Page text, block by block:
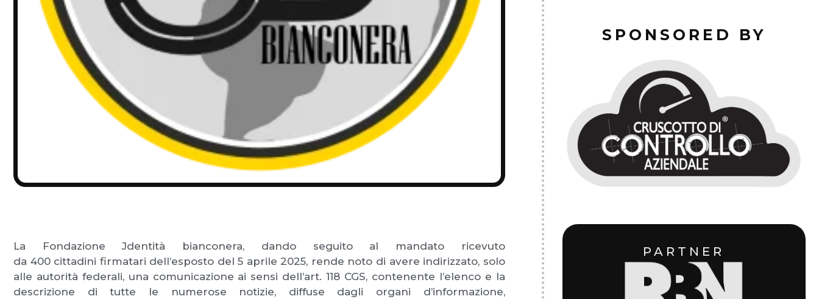
SPONSORED BY
PARTNER
La Fondazione Jdentità bianconera, dando seguito al mandato ricevuto
da 400 cittadini firmatari dell’esposto del 5 aprile 2025, rende noto di avere indirizzato, solo
alle autorità federali, una comunicazione ai sensi dell’art. 118 CGS, contenente l’elenco e la
descrizione di tutte le numerose notizie, diffuse dagli organi d’informazione,